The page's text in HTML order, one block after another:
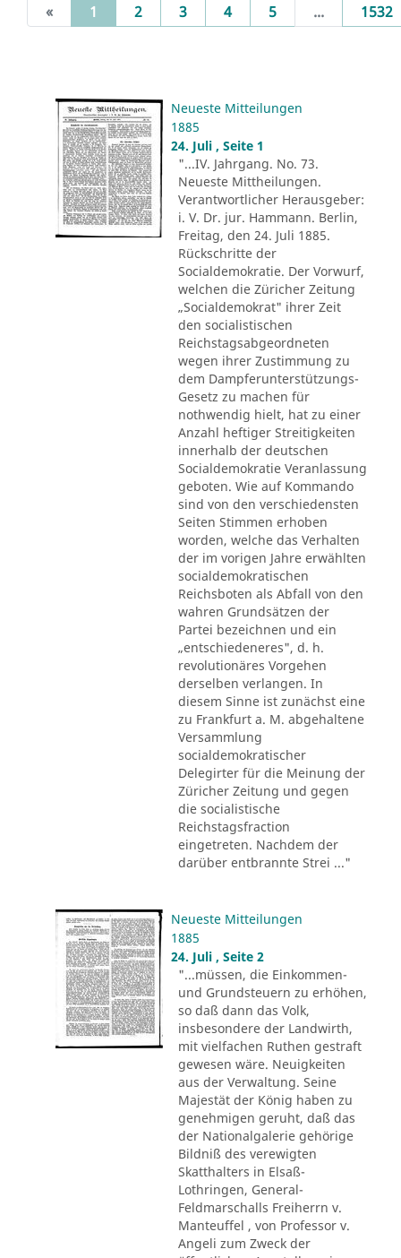
« 1 (current)
2 3 4 5 ... 1532
Neueste Mitteilungen
1885
24. Juli , Seite 1
"...IV. Jahrgang. No. 73.
Neueste Mittheilungen.
Verantwortlicher Herausgeber:
i. V. Dr. jur. Hammann. Berlin,
Freitag, den 24. Juli 1885.
Rückschritte der
Socialdemokratie. Der Vorwurf,
welchen die Züricher Zeitung
„Socialdemokrat" ihrer Zeit
den socialistischen
Reichstagsabgeordneten
wegen ihrer Zustimmung zu
dem Dampferunterstützungs-
Gesetz zu machen für
nothwendig hielt, hat zu einer
Anzahl heftiger Streitigkeiten
innerhalb der deutschen
Socialdemokratie Veranlassung
geboten. Wie auf Kommando
sind von den verschiedensten
Seiten Stimmen erhoben
worden, welche das Verhalten
der im vorigen Jahre erwählten
socialdemokratischen
Reichsboten als Abfall von den
wahren Grundsätzen der
Partei bezeichnen und ein
„entschiedeneres", d. h.
revolutionäres Vorgehen
derselben verlangen. In
diesem Sinne ist zunächst eine
zu Frankfurt a. M. abgehaltene
Versammlung
socialdemokratischer
Delegirter für die Meinung der
Züricher Zeitung und gegen
die socialistische
Reichstagsfraction
eingetreten. Nachdem der
darüber entbrannte Strei ..."
Neueste Mitteilungen
1885
24. Juli , Seite 2
"...müssen, die Einkommen-
und Grundsteuern zu erhöhen,
so daß dann das Volk,
insbesondere der Landwirth,
mit vielfachen Ruthen gestraft
gewesen wäre. Neuigkeiten
aus der Verwaltung. Seine
Majestät der König haben zu
genehmigen geruht, daß das
der Nationalgalerie gehörige
Bildniß des verewigten
Skatthalters in Elsaß-
Lothringen, General-
Feldmarschalls Freiherrn v.
Manteuffel , von Professor v.
Angeli zum Zweck der